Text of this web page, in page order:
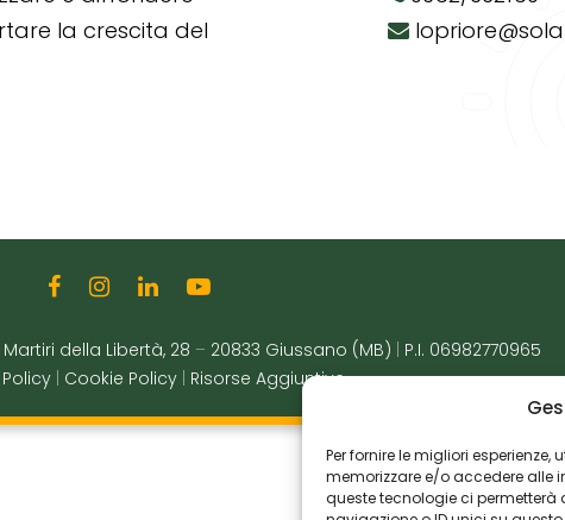
Per fornire le migliori
memorizzare e/o accedere alle
queste tecnologie ci
la crescita del
della Libertà, 28 – 20833 Giussano (MB)
P.I. 06982770965
Cookie Policy Risorse Aggiuntive